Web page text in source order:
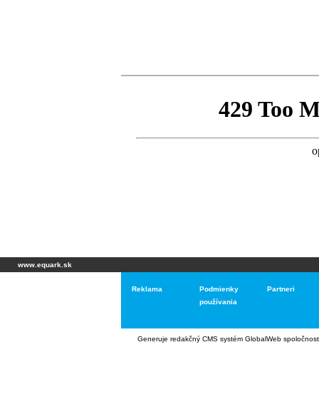
www.equark.sk
Reklama
Podmienky
používania
Partneri
Generuje redakčný CMS systém GlobalWeb